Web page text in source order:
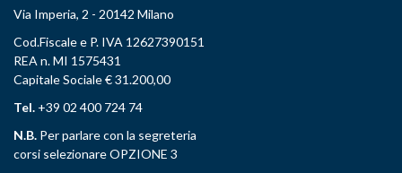
Via Imperia, 2 - 20142 Milano
Cod.Fiscale e P. IVA 12627390151
REA n. MI 1575431
Capitale Sociale € 31.200,00
Tel. +39 02 400 724 74
N.B. Per parlare con la segreteria
corsi selezionare OPZIONE 3